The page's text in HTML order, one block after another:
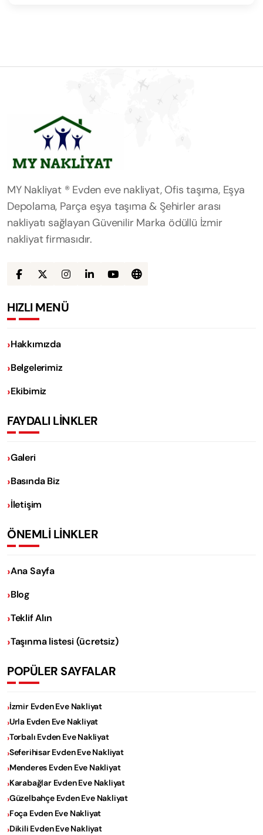
MY Nakliyat ® Evden eve nakliyat, Ofis taşıma, Eşya
Depolama, Parça eşya taşıma & Şehirler arası
nakliyatı sağlayan Güvenilir Marka ödüllü İzmir
nakliyat firmasıdır.
HIZLI MENÜ
Hakkımızda
Belgelerimiz
Ekibimiz
FAYDALI LİNKLER
Galeri
Basında Biz
İletişim
ÖNEMLİ LİNKLER
Ana Sayfa
Blog
Teklif Alın
Taşınma listesi (ücretsiz)
POPÜLER SAYFALAR
İzmir Evden Eve Nakliyat
Urla Evden Eve Nakliyat
Torbalı Evden Eve Nakliyat
Seferihisar Evden Eve Nakliyat
Menderes Evden Eve Nakliyat
Karabağlar Evden Eve Nakliyat
Güzelbahçe Evden Eve Nakliyat
Foça Evden Eve Nakliyat
Dikili Evden Eve Nakliyat